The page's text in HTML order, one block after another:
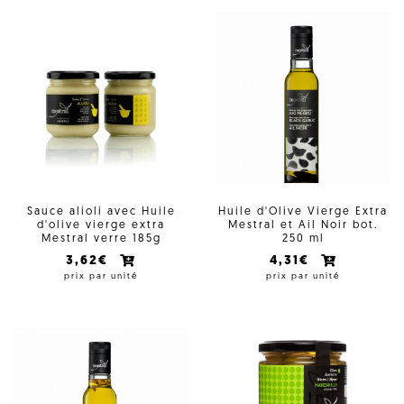
Sauce alioli avec Huile
d'olive vierge extra
Mestral verre 185g
3,62€
prix par unité
Huile d'Olive Vierge Extra
Mestral et Ail Noir bot.
250 ml
4,31€
prix par unité